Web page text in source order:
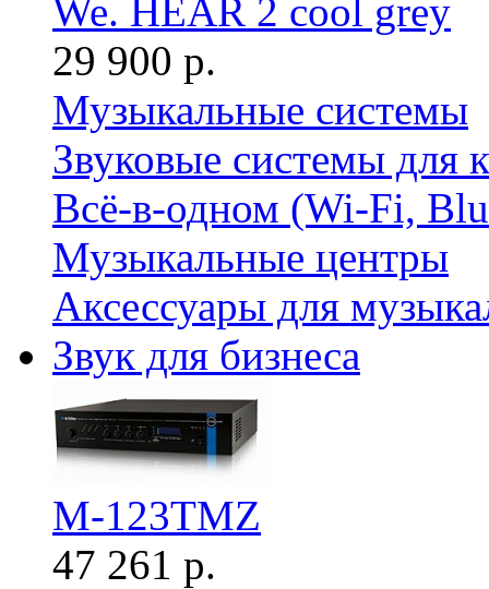
We. HEAR 2 cool grey
29 900 р.
Музыкальные системы
Звуковые системы для
Всё-в-одном (Wi-Fi,
Музыкальные центры
Аксессуары для
Звук для бизнеса
M-123TMZ
47 261 р.